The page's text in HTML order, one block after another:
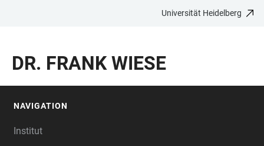
BARRIEREFREIHEIT
Universität Heidelberg
DR. FRANK WIESE
NAVIGATION
Institut